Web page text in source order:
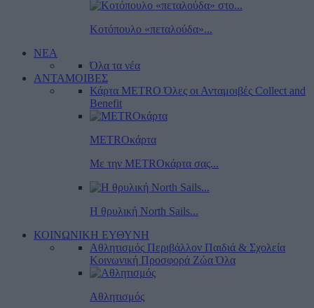
Κοτόπουλο «πεταλούδα»...
ΝΕΑ
Όλα τα νέα
ΑΝΤΑΜΟΙΒΕΣ
Κάρτα METRO Όλες οι Ανταμοιβές Collect and
Benefit
METROκάρτα
Με την METROκάρτα σας...
Η θρυλική North Sails...
ΚΟΙΝΩΝΙΚΗ ΕΥΘΥΝΗ
Αθλητισμός Περιβάλλον Παιδιά & Σχολεία
Κοινωνική Προσφορά Ζώα Όλα
Αθλητισμός